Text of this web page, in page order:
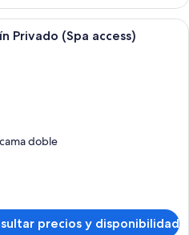
Un dormitorio con una cama
Privado (Spa access)
doble
precios y disponibilidad